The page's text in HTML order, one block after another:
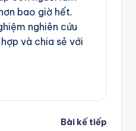
bao giờ hết.
nghiên cứu
và chia sẻ với
Bài kế tiếp